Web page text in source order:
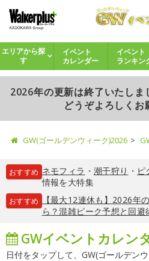
エリアから探
す
イベント
カレンダー
イベント
ランキン
2026年の更新は終了いたしま
どうぞよろしくお
GW(ゴールデンウィーク)2026
おすすめ ネモフィラ ・ 潮干狩り ・ ピ
情報を大特集
おすすめ
【最大12連休も】2026年
ら？混雑ピーク予想と回避
GWイベントカレン
日付をタップして、GW(ゴールデン